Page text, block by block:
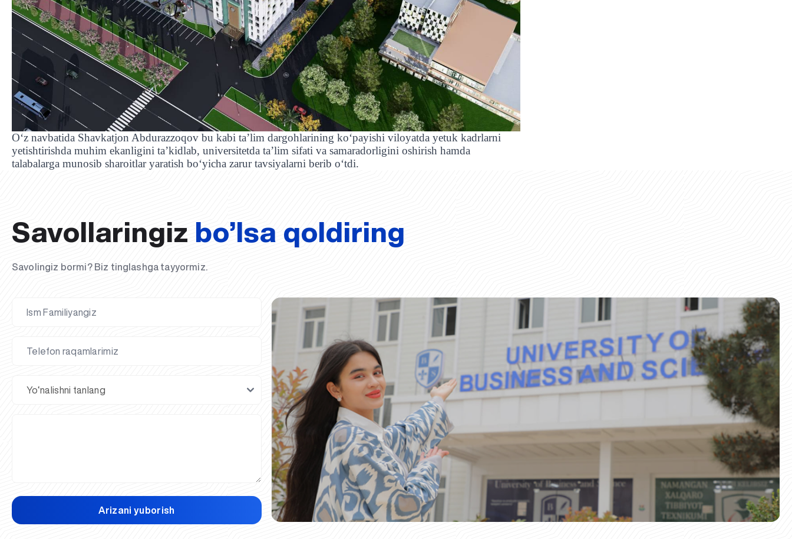
Oʻz navbatida Shavkatjon Abdurazzoqov bu kabi ta’lim dargohlarining koʻpayishi viloyatda yetuk kadrlarni
yetishtirishda muhim ekanligini ta’kidlab, universitetda ta’lim sifati va samaradorligini oshirish hamda
talabalarga munosib sharoitlar yaratish boʻyicha zarur tavsiyalarni berib oʻtdi.
Savollaringiz bo’lsa qoldiring
Savolingiz bormi? Biz tinglashga tayyormiz.
Arizani yuborish